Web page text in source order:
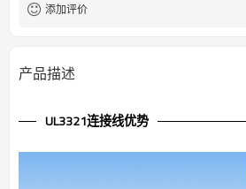
添加评价
产品描述
UL3321连接线优势